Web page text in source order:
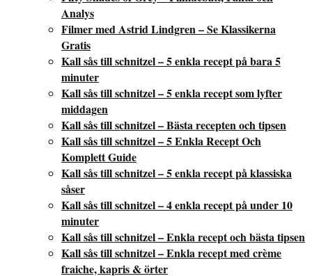
Analys
Filmer med Astrid Lindgren – Se Klassikerna
Gratis
Kall sås till schnitzel – 5 enkla recept på bara 5
minuter
Kall sås till schnitzel – 5 enkla recept som lyfter
middagen
Kall sås till schnitzel – Bästa recepten och tipsen
Kall sås till schnitzel – 5 Enkla Recept Och
Komplett Guide
Kall sås till schnitzel – 5 enkla recept på klassiska
såser
Kall sås till schnitzel – 4 enkla recept på under 10
minuter
Kall sås till schnitzel – Enkla recept och bästa tipsen
Kall sås till schnitzel – Enkla recept med crème
fraiche, kapris & örter